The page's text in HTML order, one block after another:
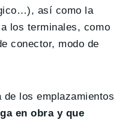
así como la
los terminales, como
conector, modo de
los emplazamientos
en obra y que